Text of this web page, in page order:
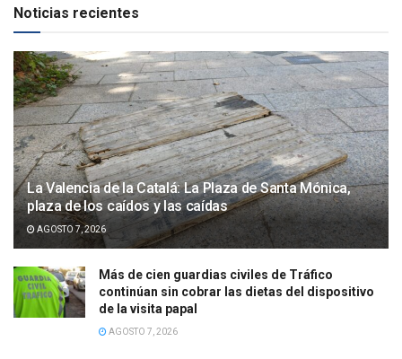
Noticias recientes
La Valencia de la Catalá: La Plaza de Santa Mónica,
plaza de los caídos y las caídas
AGOSTO 7, 2026
Más de cien guardias civiles de Tráfico
continúan sin cobrar las dietas del dispositivo
de la visita papal
AGOSTO 7, 2026